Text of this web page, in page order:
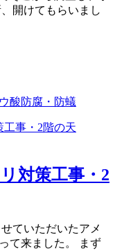
開けてもらいまし
酸防腐・防蟻
対策工事・2
ていただいたアメ
て来ました。 まず